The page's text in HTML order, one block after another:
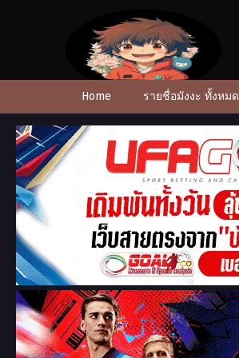
Home รายชื่อมังงะ ทั้งหมด